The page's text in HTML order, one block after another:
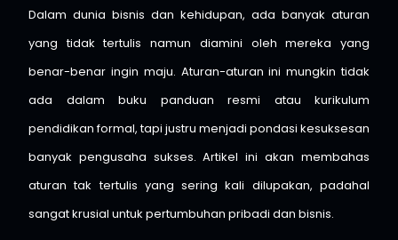
Dalam dunia bisnis dan kehidupan, ada banyak aturan
yang tidak tertulis namun diamini oleh mereka yang
benar-benar ingin maju. Aturan-aturan ini mungkin tidak
ada dalam buku panduan resmi atau kurikulum
pendidikan formal, tapi justru menjadi pondasi kesuksesan
banyak pengusaha sukses. Artikel ini akan membahas
aturan tak tertulis yang sering kali dilupakan, padahal
sangat krusial untuk pertumbuhan pribadi dan bisnis.